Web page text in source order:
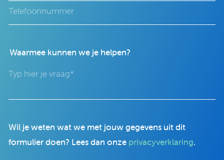
Waarmee kunnen we je helpen?
Wil je weten wat we met jouw gegevens uit dit
formulier doen? Lees dan onze privacyverklaring.